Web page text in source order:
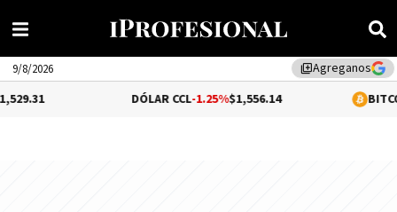
library_addAgreganos
9/8/2026
-1.25%$1,556.14 0.31%